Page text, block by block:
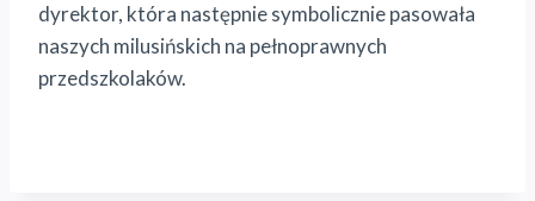
dyrektor, która następnie symbolicznie pasowała
naszych milusińskich na pełnoprawnych
przedszkolaków.